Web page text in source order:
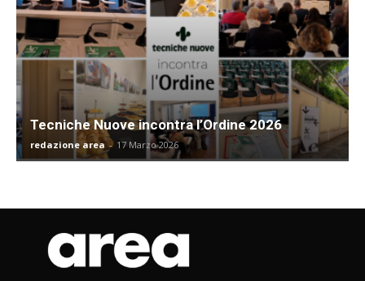
Tecniche Nuove incontra l’Ordine 2026
redazione area - 17 Marzo 2026